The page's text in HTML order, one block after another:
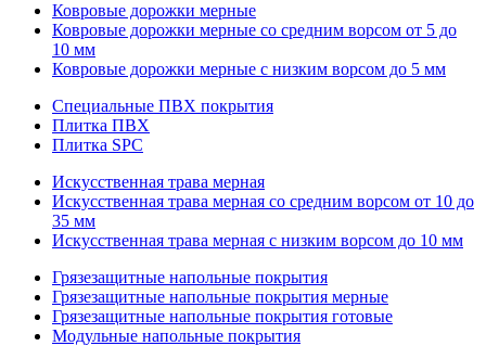
Ковровые дорожки мерные
Ковровые дорожки мерные со средним ворсом от 5 до
10 мм
Ковровые дорожки мерные с низким ворсом до 5 мм
Специальные ПВХ покрытия
Плитка ПВХ
Плитка SPC
Искуccтвенная трава мерная
Искусственная трава мерная со средним ворсом от 10 до
35 мм
Искусственная трава мерная с низким ворсом до 10 мм
Грязезащитные напольные покрытия
Грязезащитные напольные покрытия мерные
Грязезащитные напольные покрытия готовые
Модульные напольные покрытия